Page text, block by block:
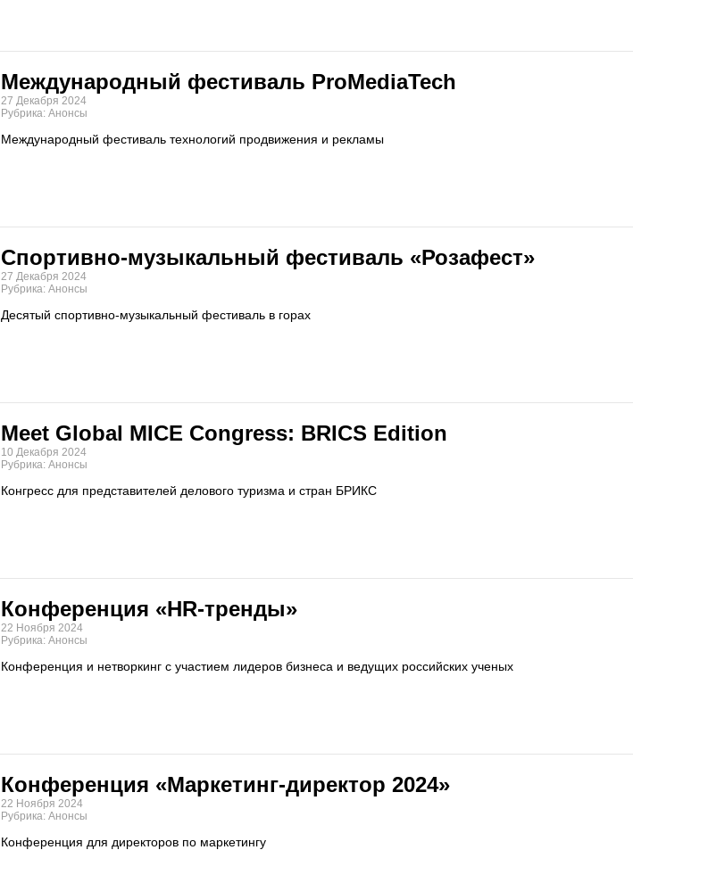
Международный фестиваль ProMediaTech
27 Декабря 2024
Рубрика: Анонсы
Международный фестиваль технологий продвижения и рекламы
Спортивно-музыкальный фестиваль «Розафест»
27 Декабря 2024
Рубрика: Анонсы
Десятый спортивно-музыкальный фестиваль в горах
Meet Global MICE Congress: BRICS Edition
10 Декабря 2024
Рубрика: Анонсы
Конгресс для представителей делового туризма и стран БРИКС
Конференция «HR-тренды»
22 Ноября 2024
Рубрика: Анонсы
Конференция и нетворкинг с участием лидеров бизнеса и ведущих российских ученых
Конференция «Маркетинг-директор 2024»
22 Ноября 2024
Рубрика: Анонсы
Конференция для директоров по маркетингу